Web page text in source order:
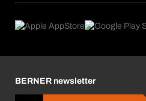
Što nas pokreće
Business Conduct
BERNER newsletter